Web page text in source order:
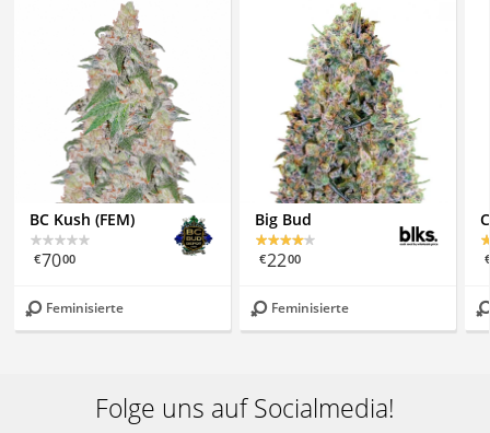
BC Kush (FEM)
€7000
Feminisierte
Big Bud
€2200
Feminisierte
Folge uns auf Socialmedia!